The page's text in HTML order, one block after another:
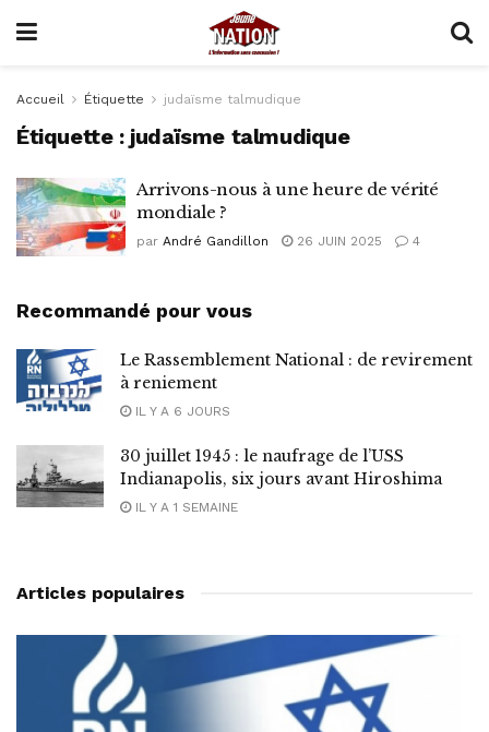
Accueil Étiquette judaïsme talmudique
Étiquette : judaïsme talmudique
Arrivons-nous à une heure de vérité
mondiale ?
par André Gandillon 26 JUIN 2025 4
Recommandé pour vous
Le Rassemblement National : de revirement
à reniement
IL Y A 6 JOURS
30 juillet 1945 : le naufrage de l’USS
Indianapolis, six jours avant Hiroshima
IL Y A 1 SEMAINE
Articles populaires